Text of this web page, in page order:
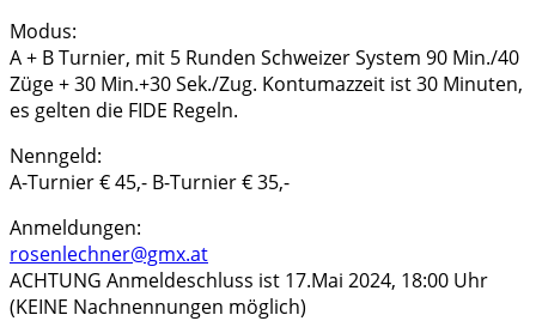
Modus:
A + B Turnier, mit 5 Runden Schweizer System 90 Min./40
Züge + 30 Min.+30 Sek./Zug. Kontumazzeit ist 30 Minuten,
es gelten die FIDE Regeln.
Nenngeld:
A-Turnier € 45,- B-Turnier € 35,-
Anmeldungen:
rosenlechner@gmx.at
ACHTUNG Anmeldeschluss ist 17.Mai 2024, 18:00 Uhr
(KEINE Nachnennungen möglich)